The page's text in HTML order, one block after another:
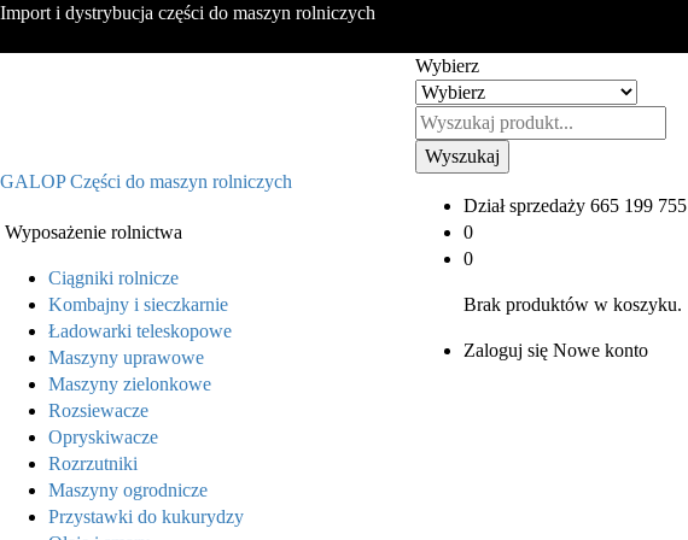
Import i dystrybucja części do maszyn rolniczych
GALOP Części do maszyn rolniczych
Wyposażenie rolnictwa
Ciągniki rolnicze
Kombajny i sieczkarnie
Ładowarki teleskopowe
Maszyny uprawowe
Maszyny zielonkowe
Rozsiewacze
Opryskiwacze
Rozrzutniki
Maszyny ogrodnicze
Przystawki do kukurydzy
Wybierz
Wyszukaj
Dział sprzedaży 665 199 755
0
0
Brak produktów w koszyku.
Zaloguj się Nowe konto